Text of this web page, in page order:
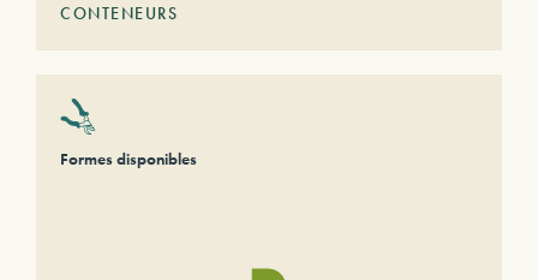
CONTENEURS
Formes disponibles